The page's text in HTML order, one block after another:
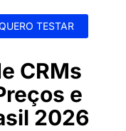
TESTAR
CRMs
e
2026